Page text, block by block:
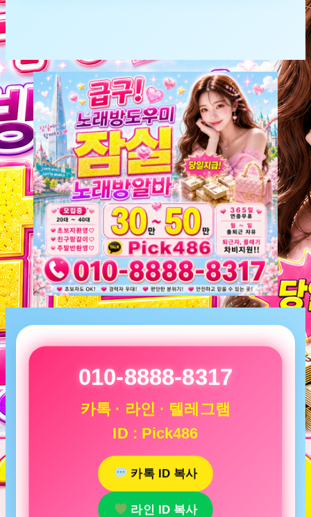
010-8888-8317
카톡 · 라인 · 텔레그램
ID : Pick486
카톡 ID 복사
라인 ID 복사